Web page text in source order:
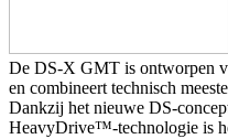
De DS-X GMT is ontworpen
en combineert technisch
Dankzij het nieuwe DS-
HeavyDrive™-technologie is